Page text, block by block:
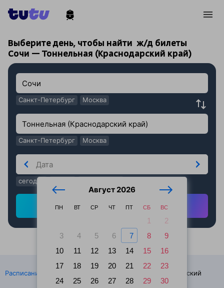
Выберите день, чтобы найти ж/д билеты
Сочи — Тоннельная (Краснодарский край)
Санкт-Петербург Москва
Санкт-Петербург Москва
Август 2026
ПН ВТ СР ЧТ ПТ СБ ВС
1
2
3
4 5 6 7 8
9
10
11 12 13 14 15
16
17
18 19 20 21 22
23
24
25 26 27 28 29
30
сегодня
Найти ж/д билеты
Расписание поездов Ж/д билеты Сочи → Верхнебаканский